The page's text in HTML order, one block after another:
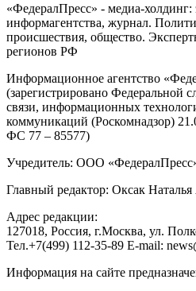
«ФедералПресс» - медиа-холдинг:
информагентства, журнал.
происшествия, общество.
регионов РФ
Информационное агентство
(зарегистрировано Федеральной
связи, информационных
коммуникаций (Роскомнадзор)
ФС 77 – 85577)
Учредитель: ООО
Главный редактор: Оксак
Адрес редакции:
127018, Россия, г.Москва, ул.
Тел.+7(499) 112-35-89 E-mail:
Информация на сайте